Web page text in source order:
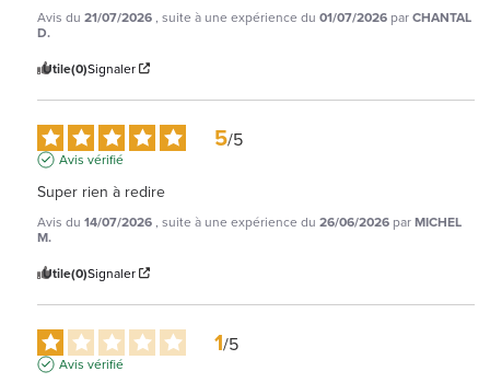
Avis du 21/07/2026, suite à une expérience du 01/07/2026 parCHANTAL
D.
Utile(0)Signaler
5/5
Avis vérifié
Super rien à redire
Avis du 14/07/2026, suite à une expérience du 26/06/2026 parMICHEL
M.
Utile(0)Signaler
1/5
Avis vérifié